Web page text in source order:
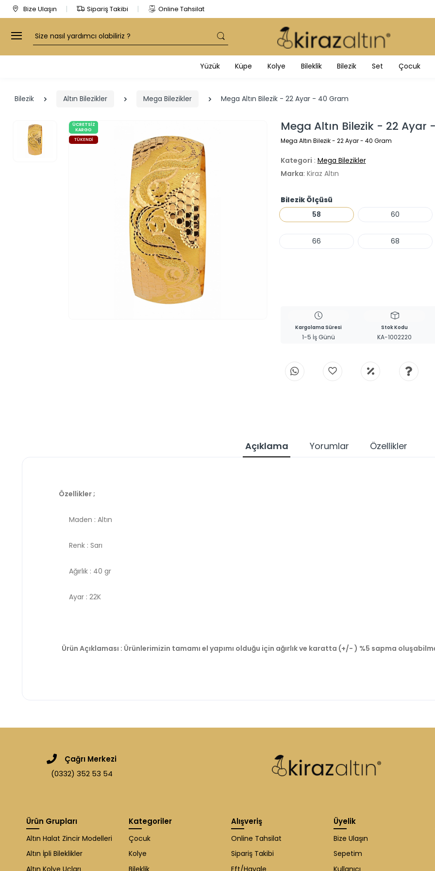
Bize Ulaşın Sipariş Takibi Online Tahsilat
Arama
Yüzük Küpe Kolye Bileklik Bilezik Set Çocuk
Bilezik Altın Bilezikler Mega Bilezikler Mega Altın Bilezik - 22 Ayar - 40 Gram
ÜCRETSIZ
KARGO
TÜKENDI
Mega Altın Bilezik - 22 Ayar
Mega Altın Bilezik - 22 Ayar - 40 Gram
Kategori : Mega Bilezikler
Marka: Kiraz Altın
Bilezik Ölçüsü
58
60
66 68
Kargolama Süresi
1-5 İş Günü
Stok Kodu
KA-1002220
Açıklama Yorumlar Özellikler
Özellikler ;
Maden : Altın
Renk : Sarı
Ağırlık : 40 gr
Ayar : 22K
Ürün Açıklaması : Ürünlerimizin tamamı el yapımı olduğu için ağırlık ve karatta (+/- ) %5 sapma
Çağrı Merkezi
(0332) 352 53 54
Ürün Grupları
Altın Halat Zincir Modelleri
Altın İpli Bileklikler
Altın Kolye Uçları
Kategoriler
Çocuk
Kolye
Bileklik
Alışveriş
Online Tahsilat
Sipariş Takibi
Eft/Havale
Üyelik
Bize Ulaşın
Sepetim
Kullanıcı